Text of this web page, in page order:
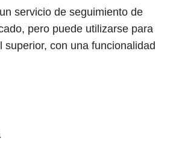
servicio de seguimiento de
pero puede utilizarse para
superior, con una funcionalidad